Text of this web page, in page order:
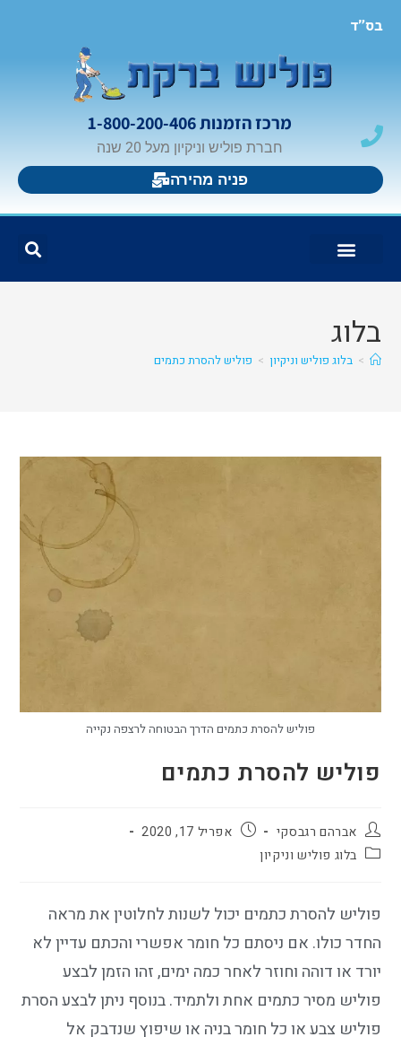
בס"ד
מרכז הזמנות 1-800-200-406
חברת פוליש וניקיון מעל 20 שנה
פניה מהירה
בלוג
> בלוג פוליש וניקיון > פוליש להסרת כתמים
פוליש להסרת כתמים הדרך הבטוחה לרצפה נקייה
פוליש להסרת כתמים
אברהם רגבסקי
אפריל 17, 2020
בלוג פוליש וניקיון
פוליש להסרת כתמים יכול לשנות לחלוטין את מראה
החדר כולו. אם ניסתם כל חומר אפשרי והכתם עדיין לא
יורד או דוהה וחוזר לאחר כמה ימים, זהו הזמן לבצע
פוליש מסיר כתמים אחת ולתמיד. בנוסף ניתן לבצע הסרת
פוליש צבע או כל חומר בניה או שיפוץ שנדבק אל